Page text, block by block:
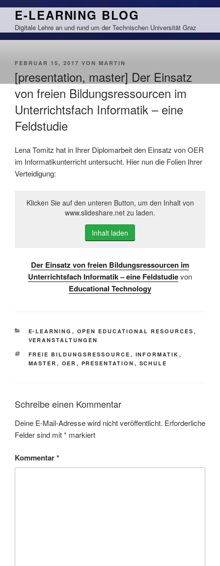
Zum
springen
E-LEARNING BLOG
Digitale Lehre an und rund um der Technischen Universität Graz
VERÖFFENTLICHT
FEBRUAR 15, 2017 VON MARTIN
[presentation, master] Der Einsatz
von freien Bildungsressourcen im
Unterrichtsfach Informatik – eine
Feldstudie
Lena Tomitz hat in Ihrer Diplomarbeit den Einsatz von OER
im Informatikunterricht untersucht. Hier nun die Folien Ihrer
Verteidigung:
Klicken Sie auf den unteren Button, um den Inhalt von
www.slideshare.net zu laden.
Inhalt laden
Der Einsatz von freien Bildungsressourcen im
Unterrichtsfach Informatik – eine Feldstudievon
Educational Technology
KATEGORIEN
E-LEARNING , OPEN EDUCATIONAL RESOURCES ,
VERANSTALTUNGEN
SCHLAGWÖRTER
FREIE BILDUNGSRESSOURCE , INFORMATIK ,
MASTER , OER , PRESENTATION , SCHULE
Schreibe einen Kommentar
Deine E-Mail-Adresse wird nicht veröffentlicht. Erforderliche
Felder sind mit* markiert
Kommentar*